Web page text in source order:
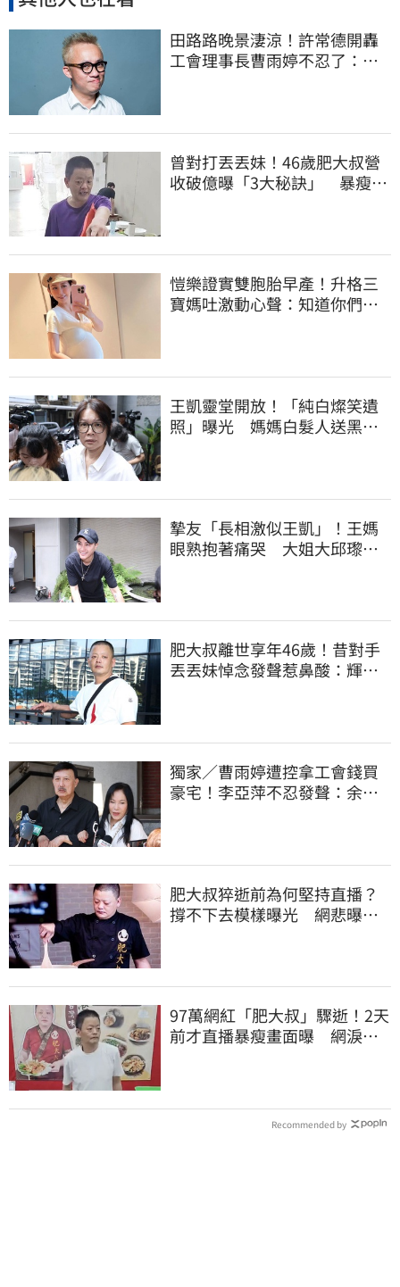
田路路晚景淒涼！許常德開轟
工會理事長曹雨婷不忍了：別
曾對打丟丟妹！46歲肥大叔營
收破億曝「3大秘訣」 暴瘦猝
愷樂證實雙胞胎早產！升格三
寶媽吐激動心聲：知道你們很
王凱靈堂開放！「純白燦笑遺
照」曝光 媽媽白髮人送黑髮
摯友「長相激似王凱」！王媽
眼熟抱著痛哭 大姐大邱瓈寬
肥大叔離世享年46歲！昔對手
丟丟妹悼念發聲惹鼻酸：輝哥
獨家／曹雨婷遭控拿工會錢買
豪宅！李亞萍不忍發聲：余天
肥大叔猝逝前為何堅持直播？
撐不下去模樣曝光 網悲曝這
97萬網紅「肥大叔」驟逝！2天
前才直播暴瘦畫面曝 網淚
Recommended by